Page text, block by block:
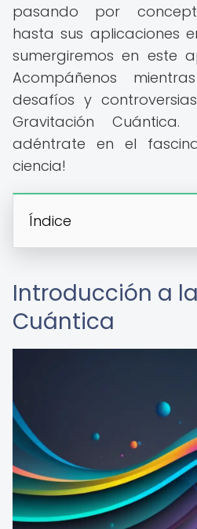
pasando por
hasta sus aplicaciones
sumergiremos en este
Acompáñenos
desafíos y
Gravitación
adéntrate en el
ciencia!
Índice
Introducción a
Cuántica